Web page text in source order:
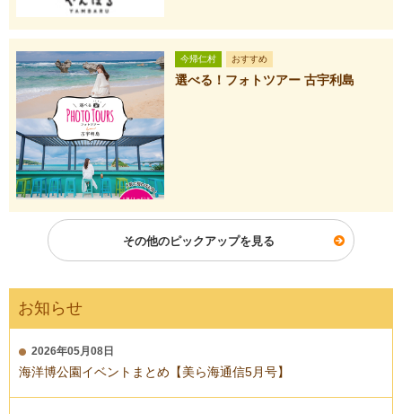
今帰仁村 おすすめ
選べる！フォトツアー 古宇利島
その他のピックアップを見る
お知らせ
2026年05月08日
海洋博公園イベントまとめ【美ら海通信5月号】